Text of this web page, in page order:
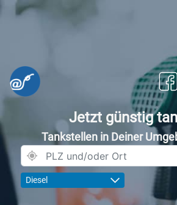
Jetzt günstig
Tankstellen in Deiner
Diesel